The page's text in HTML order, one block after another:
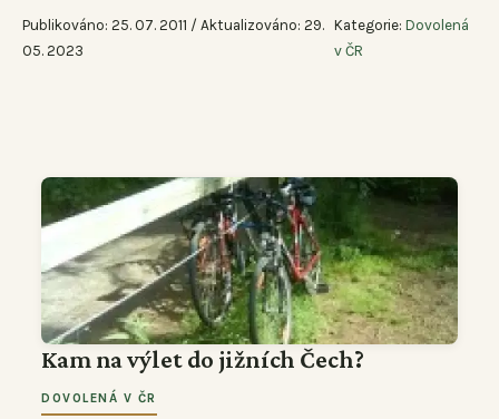
Publikováno: 25. 07. 2011 / Aktualizováno: 29.
05. 2023
Kategorie:Dovolená
v ČR
Kam na výlet do jižních Čech?
DOVOLENÁ V ČR